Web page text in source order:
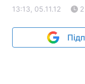
13:13, 05.11.12